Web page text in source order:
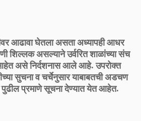
आढावा घेतला असता अध्यापही आधर
शिल्लक असल्याने उर्वरित शाळांच्या संच
आहेत असे निर्दशनास आले आहे. उपरोक्त
सुचना व चर्चेनुसार याबाबतची अडचण
पुढील प्रमाणे सूचना देण्यात येत आहेत.